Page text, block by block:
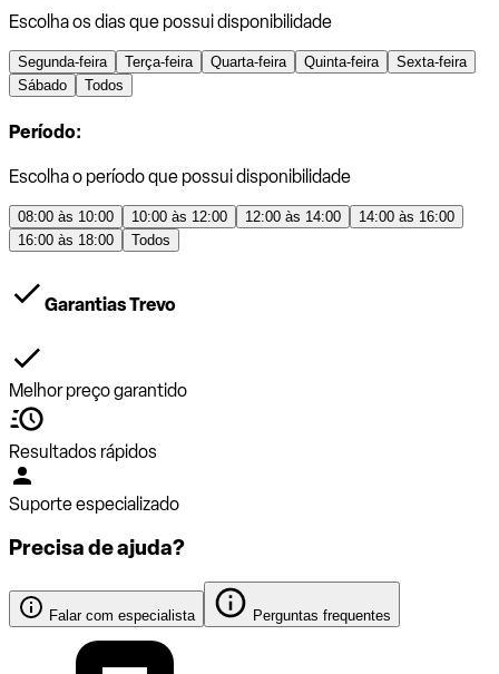
Escolha os dias que possui disponibilidade
Segunda-feira Terça-feira Quarta-feira Quinta-feira
Sexta-feira
Sábado
Todos
Período:
Escolha o período que possui disponibilidade
08:00 às 10:00 10:00 às 12:00 12:00 às 14:00
14:00 às 16:00
16:00 às 18:00
Todos
Garantias Trevo
Melhor preço garantido
Resultados rápidos
Suporte especializado
Precisa de ajuda?
Falar com especialista Perguntas frequentes